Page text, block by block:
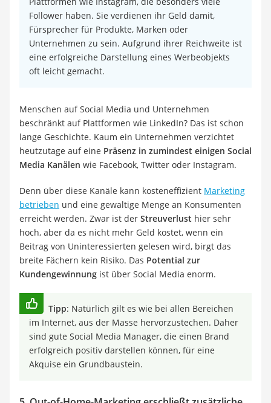
Follower haben. Sie verdienen ihr Geld damit,
Fürsprecher für Produkte, Marken oder
Unternehmen zu sein. Aufgrund ihrer Reichweite ist
eine erfolgreiche Darstellung eines Werbeobjekts
oft leicht gemacht.
Menschen auf Social Media und Unternehmen
beschränkt auf Plattformen wie LinkedIn? Das ist schon
lange Geschichte. Kaum ein Unternehmen verzichtet
heutzutage auf eine Präsenz in zumindest einigen Social
Media Kanälen wie Facebook, Twitter oder Instagram.
Denn über diese Kanäle kann kosteneffizient Marketing
betrieben und eine gewaltige Menge an Konsumenten
erreicht werden. Zwar ist der Streuverlust hier sehr
hoch, aber da es nicht mehr Geld kostet, wenn ein
Beitrag von Uninteressierten gelesen wird, birgt das
breite Fächern kein Risiko. Das Potential zur
Kundengewinnung ist über Social Media enorm.
Tipp: Natürlich gilt es wie bei allen Bereichen
im Internet, aus der Masse hervorzustechen. Daher
sind gute Social Media Manager, die einen Brand
erfolgreich positiv darstellen können, für eine
Akquise ein Grundbaustein.